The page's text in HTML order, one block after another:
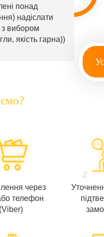
понад
надіслати
з вибором
якість гарна))
через
телефон
(Viber)
2